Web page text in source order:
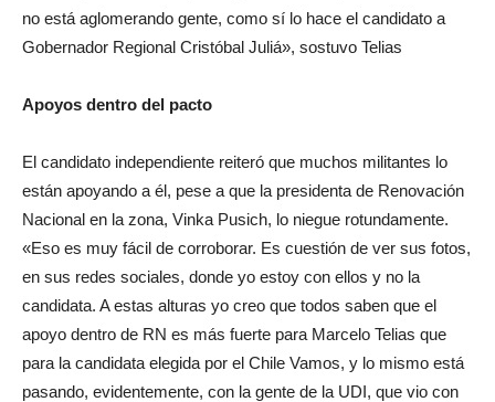
no está aglomerando gente, como sí lo hace el candidato a
Gobernador Regional Cristóbal Juliá», sostuvo Telias
Apoyos dentro del pacto
El candidato independiente reiteró que muchos militantes lo
están apoyando a él, pese a que la presidenta de Renovación
Nacional en la zona, Vinka Pusich, lo niegue rotundamente.
«Eso es muy fácil de corroborar. Es cuestión de ver sus fotos,
en sus redes sociales, donde yo estoy con ellos y no la
candidata. A estas alturas yo creo que todos saben que el
apoyo dentro de RN es más fuerte para Marcelo Telias que
para la candidata elegida por el Chile Vamos, y lo mismo está
pasando, evidentemente, con la gente de la UDI, que vio con